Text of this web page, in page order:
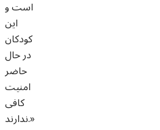
است و
این
کودکان
در حال
حاضر
امنیت
کافی
ندارند.»